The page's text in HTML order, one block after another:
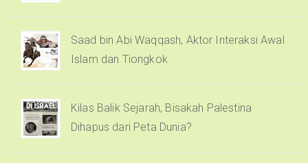
Saad bin Abi Waqqash, Aktor Interaksi Awal
Islam dan Tiongkok
Kilas Balik Sejarah, Bisakah Palestina
Dihapus dari Peta Dunia?